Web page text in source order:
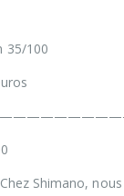
35/100
Chez Shimano,